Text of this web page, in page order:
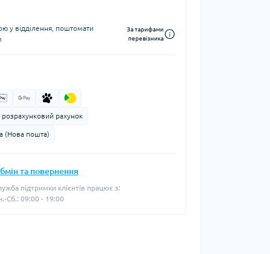
у відділення, поштомати
За тарифами
перевізника
рахунок
(Нова пошта)
та повернення
підтримки клієнтів працює з:
Сб.: 09:00 - 19:00